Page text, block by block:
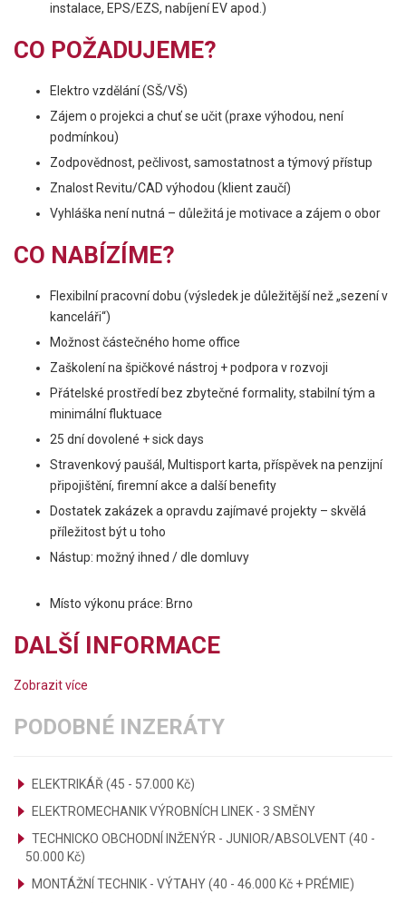
instalace, EPS/EZS, nabíjení EV apod.)
CO POŽADUJEME?
Elektro vzdělání (SŠ/VŠ)
Zájem o projekci a chuť se učit (praxe výhodou, není
podmínkou)
Zodpovědnost, pečlivost, samostatnost a týmový přístup
Znalost Revitu/CAD výhodou (klient zaučí)
Vyhláška není nutná – důležitá je motivace a zájem o obor
CO NABÍZÍME?
Flexibilní pracovní dobu (výsledek je důležitější než „sezení v
kanceláři“)
Možnost částečného home office
Zaškolení na špičkové nástroj + podpora v rozvoji
Přátelské prostředí bez zbytečné formality, stabilní tým a
minimální fluktuace
25 dní dovolené + sick days
Stravenkový paušál, Multisport karta, příspěvek na penzijní
připojištění, firemní akce a další benefity
Dostatek zakázek a opravdu zajímavé projekty – skvělá
příležitost být u toho
Nástup: možný ihned / dle domluvy
Místo výkonu práce: Brno
DALŠÍ INFORMACE
Zobrazit více
PODOBNÉ INZERÁTY
ELEKTRIKÁŘ (45 - 57.000 Kč)
ELEKTROMECHANIK VÝROBNÍCH LINEK - 3 SMĚNY
TECHNICKO OBCHODNÍ INŽENÝR - JUNIOR/ABSOLVENT (40 -
50.000 Kč)
MONTÁŽNÍ TECHNIK - VÝTAHY (40 - 46.000 Kč + PRÉMIE)